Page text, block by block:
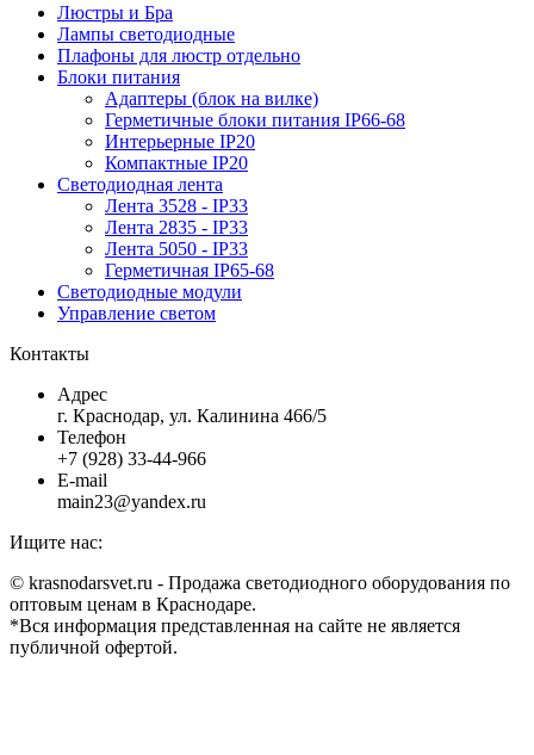
Люстры и Бра
Лампы светодиодные
Плафоны для люстр отдельно
Блоки питания
Адаптеры (блок на вилке)
Герметичные блоки питания IP66-68
Интерьерные IP20
Компактные IP20
Светодиодная лента
Лента 3528 - IP33
Лента 2835 - IP33
Лента 5050 - IP33
Герметичная IP65-68
Светодиодные модули
Управление светом
Контакты
Адрес
г. Краснодар, ул. Калинина 466/5
Телефон
+7 (928) 33-44-966
E-mail
main23@yandex.ru
Ищите нас:
Страница
Facebook
открывается
в
Страница
Twitter
открывается
в
Страница
Instagram
открывается
в
Страница
Вконтакте
открывается
в
© krasnodarsvet.ru - Продажа светодиодного оборудования по
оптовым ценам в Краснодаре.
*Вся информация представленная на сайте не является
публичной офертой.